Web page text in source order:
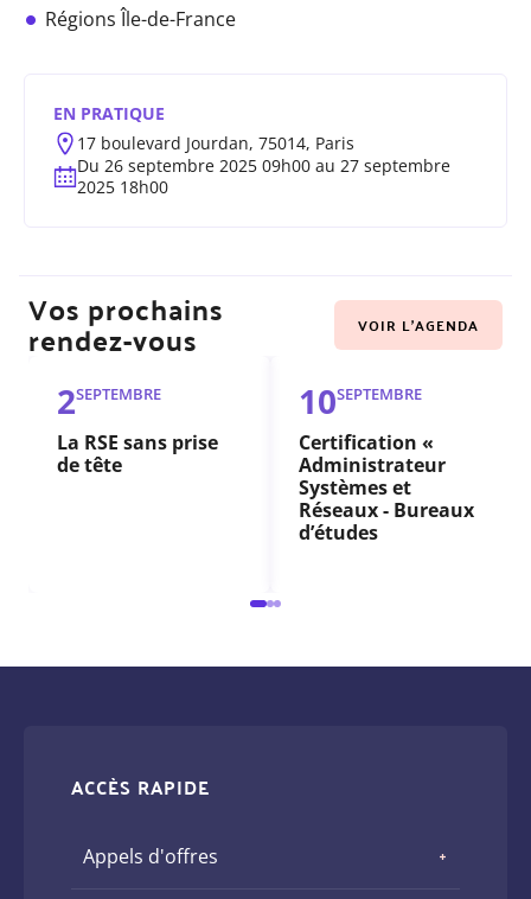
Régions Île-de-France
EN PRATIQUE
17 boulevard Jourdan, 75014, Paris
Du 26 septembre 2025 09h00 au 27 septembre
2025 18h00
Vos prochains
rendez-vous VOIR L'AGENDA
2SEPTEMBRE
La RSE sans prise
de tête
10SEPTEMBRE
Certification «
Administrateur
Systèmes et
Réseaux - Bureaux
d’études
ACCÈS RAPIDE
Appels d'offres